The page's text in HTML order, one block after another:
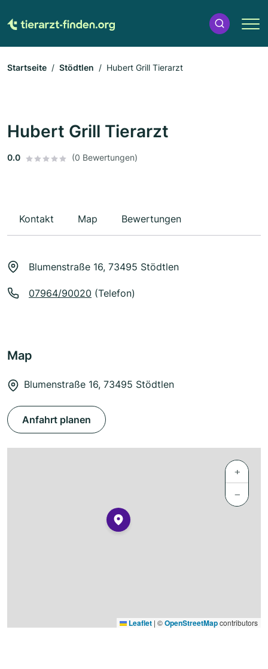
Startseite Stödtlen Hubert Grill Tierarzt
Hubert Grill Tierarzt
0.0 (0 Bewertungen)
Kontakt Map Bewertungen
Blumenstraße 16, 73495 Stödtlen
07964/90020 (Telefon)
Map
Blumenstraße 16, 73495 Stödtlen
Anfahrt planen
+
−
Leaflet | ©OpenStreetMapcontributors